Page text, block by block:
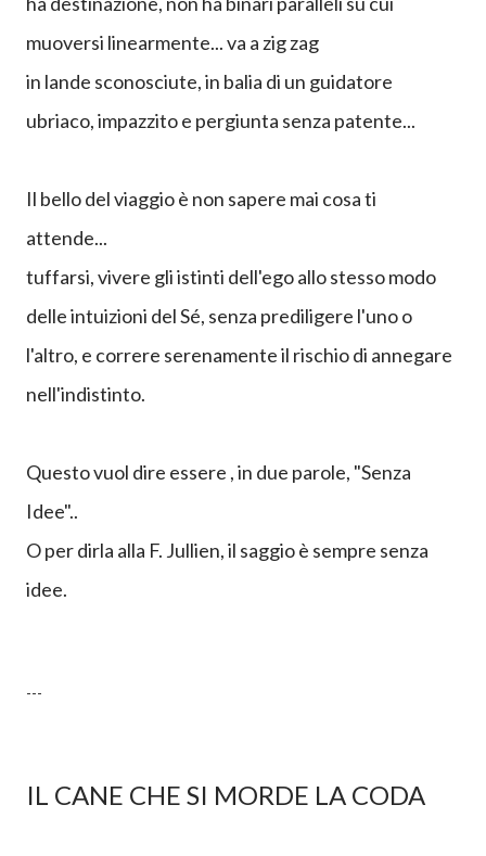
Nella cabina di pilotaggio della mia locomotiva non
c'è proprio nessun maestro, la mia locomotiva non
muoversi linearmente... va a zig zag
in lande sconosciute, in balia di un guidatore
ubriaco, impazzito e pergiunta senza patente...
Il bello del viaggio è non sapere mai cosa ti
attende...
delle intuizioni del Sé, senza prediligere l'uno o
l'altro, e correre serenamente il rischio di annegare
nell'indistinto.